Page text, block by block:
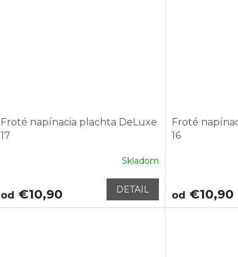
Froté napínacia plachta DeLuxe
17
Skladom
od €10,90 DETAIL
Froté
16
od €10,90